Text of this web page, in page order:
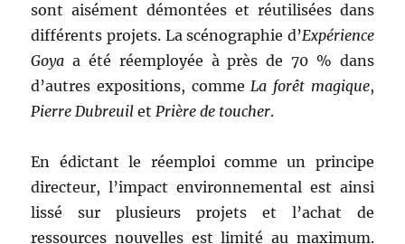
sont aisément démontées et réutilisées dans
différents projets. La scénographie d’Expérience
Goya a été réemployée à près de 70 % dans
d’autres expositions, commeLa forêt magique,
Pierre Dubreuil etPrière de toucher.
En édictant le réemploi comme un principe
directeur, l’impact environnemental est ainsi
lissé sur plusieurs projets et l’achat de
ressources nouvelles est limité au maximum.